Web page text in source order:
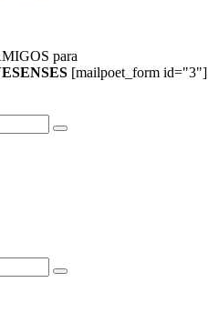
para
[mailpoet_form id="3"]